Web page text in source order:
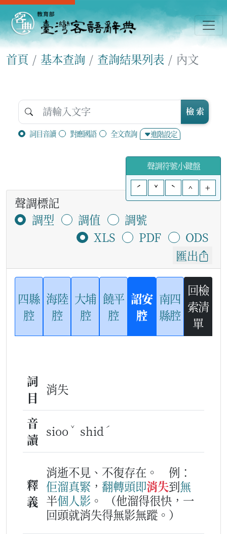
首頁 基本查詢 查詢結果列表 內文
詞目音讀 對應國語 全文查詢 進階設定
檢 索
聲調符號小鍵盤
ˊ
ˇ ˋ ^ +
聲調標記
調型
調值
調號
XLS
PDF
ODS
匯出
四縣
腔
海陸
腔
大埔
腔
饒平
腔
詔安
腔
南四
縣腔
回檢
索清
單
詞
目
消失
音
讀
sioo ˇ shid ˊ
釋
義
消逝不見、不復存在。
例：
佢溜真緊 ， 翻轉頭即消失到無
半個人影 。
（他溜得很快，一
回頭就消失得無影無蹤。）